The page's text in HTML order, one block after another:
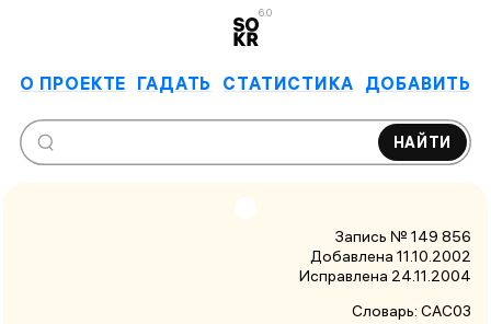
6.0
О ПРОЕКТЕ ГАДАТЬ СТАТИСТИКА ДОБАВИТЬ
НАЙТИ
Запись № 149 856
Добавлена 11.10.2002
Исправлена 24.11.2004
Словарь: САС03